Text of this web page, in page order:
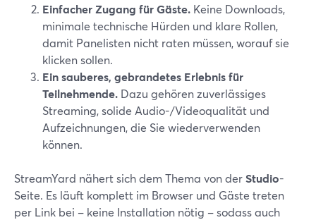
Einfacher Zugang für Gäste. Keine Downloads,
minimale technische Hürden und klare Rollen,
damit Panelisten nicht raten müssen, worauf sie
klicken sollen.
Ein sauberes, gebrandetes Erlebnis für
Teilnehmende. Dazu gehören zuverlässiges
Streaming, solide Audio-/Videoqualität und
Aufzeichnungen, die Sie wiederverwenden
können.
StreamYard nähert sich dem Thema von derStudio-
Seite. Es läuft komplett im Browser und Gäste treten
per Link bei – keine Installation nötig – sodass auch